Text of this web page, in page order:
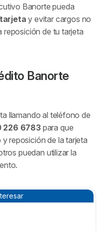
Banorte pueda
y evitar cargos no
de tu tarjeta
Banorte
llamando al teléfono de
226 6783para que
reposición de la tarjeta
puedan utilizar la